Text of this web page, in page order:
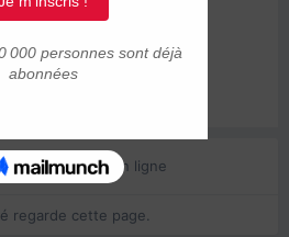
0 membre est en ligne
regarde cette page.